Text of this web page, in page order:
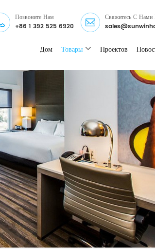
Позвоните Нам
+86 1 392 525 6920
Свяжитесь С Нами
Дом Товары Проектов